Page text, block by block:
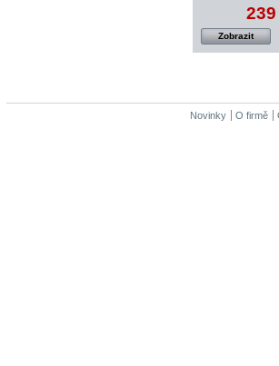
Zobrazit
Novinky O firmě